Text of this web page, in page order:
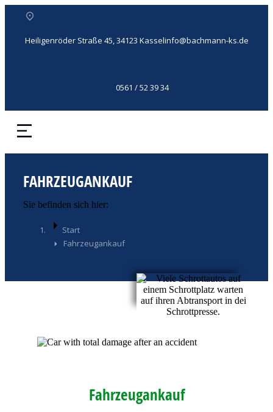
Heiligenröder Straße 45, 34123 Kasselinfo@bachmann-ks.de
0561 / 52 39 34
FAHRZEUGANKAUF
Sie befinden sich hier:
Start
Fahrzeugankauf
Fahrzeugankauf